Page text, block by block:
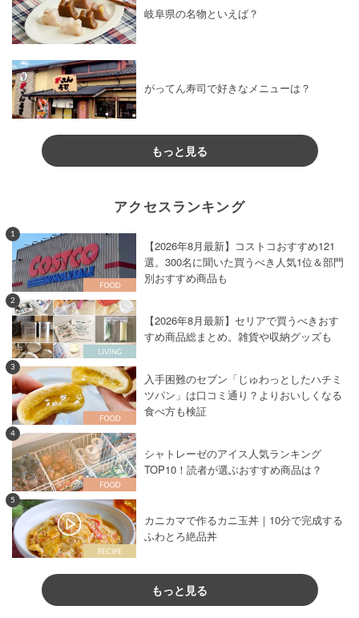
岐阜県の名物といえば？
がってん寿司で好きなメニューは？
もっと見る
アクセスランキング
1
【2026年8月最新】コストコおすすめ121
選。300名に聞いた買うべき人気1位＆部門
別おすすめ商品も
2
【2026年8月最新】セリアで買うべきおす
すめ商品総まとめ。雑貨や収納グッズも
3
入手困難のセブン「じゅわっとしたハチミ
ツパン」は口コミ通り？よりおいしくなる
食べ方も検証
4
シャトレーゼのアイス人気ランキング
TOP10！読者が選ぶおすすめ商品は？
5
カニカマで作るカニ玉丼｜10分で完成する
ふわとろ絶品丼
もっと見る